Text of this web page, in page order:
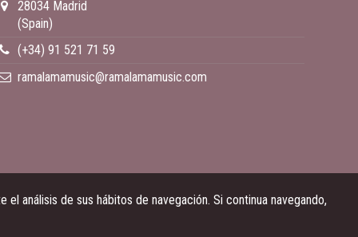
28034 Madrid
(Spain)
(+34) 91 521 71 59
ramalamamusic@ramalamamusic.com
análisis de sus hábitos de navegación. Si continua navegando,